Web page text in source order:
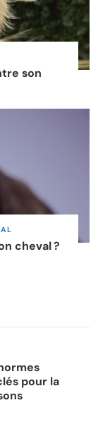
son
cheval ?
pour la